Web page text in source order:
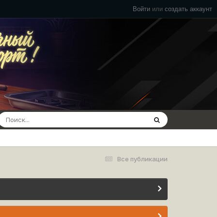
Войти или создать аккаунт
Все публикации